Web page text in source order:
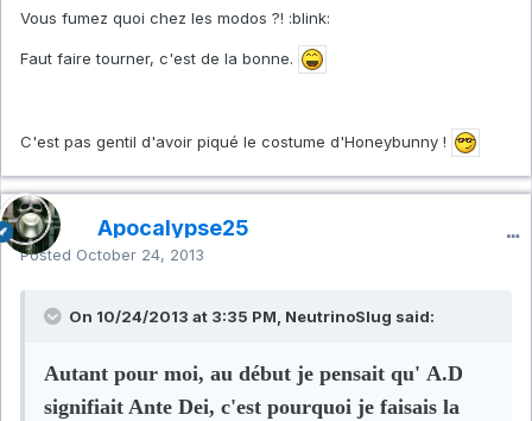
Vous fumez quoi chez les modos ?! :blink:
Faut faire tourner, c'est de la bonne.
C'est pas gentil d'avoir piqué le costume d'Honeybunny !
Apocalypse25
Posted October 24, 2013
On 10/24/2013 at 3:35 PM, NeutrinoSlug said:
Autant pour moi, au début je pensait qu' A.D
signifiait Ante Dei, c'est pourquoi je faisais la